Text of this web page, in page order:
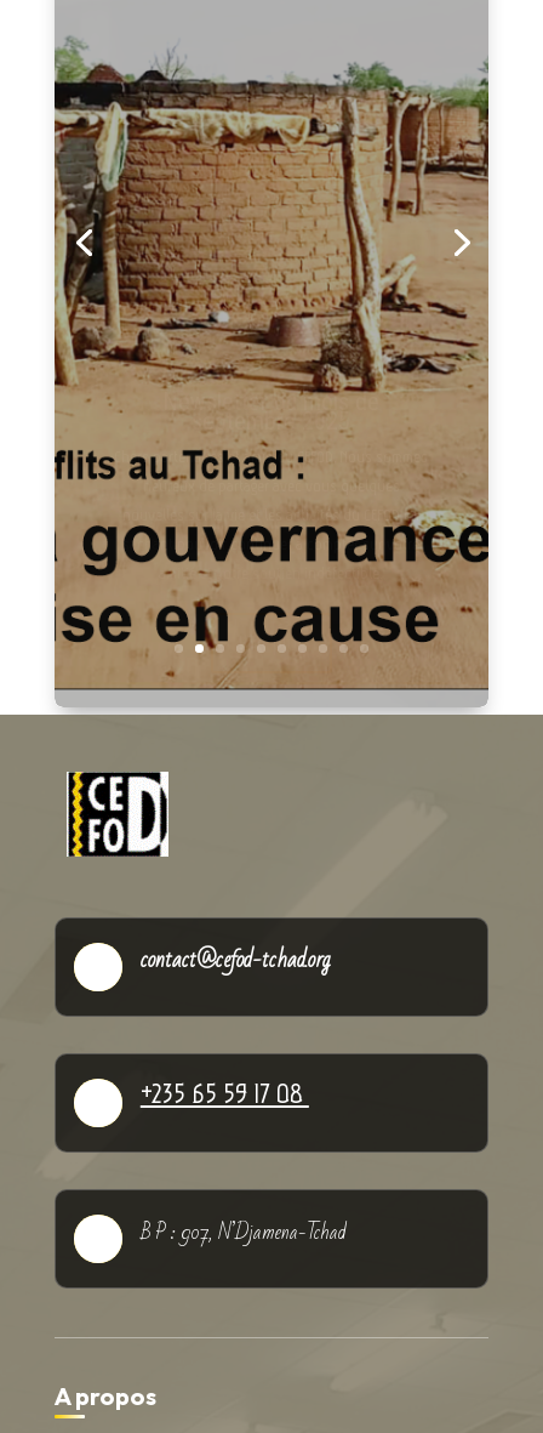
Tchad et Culture N° 414-
septembre 2025 version
trimestrielle : Déjà dans les
kiosques!
Dans votre numéro de ce mois de septembre 2025
:A la une « Conflits au Tchad : La gouvernance mise
en cause »Vous aurez des articles comme
:Violences au Tchad : entre héritage colonial,
fractures socialesAgriculteurs et éleveurs
tchadiens : De la coexistence à la...
Lire plus
contact@cefod-tchad.org
+235 65 59 17 08
B P : 907, N’Djamena-Tchad
A propos